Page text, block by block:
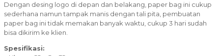
Dengan desing logo di depan dan belakang, paper bag ini cukup
sederhana namun tampak manis dengan tali pita, pembuatan
paper bag ini tidak memakan banyak waktu, cukup 3 hari sudah
bisa dikirim ke klien.
Spesifikasi: